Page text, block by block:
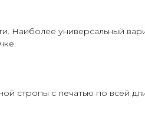
Наиболее универсальный
стропы с печатью по всей